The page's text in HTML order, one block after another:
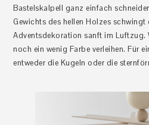
Bastelskalpell ganz einfach
Gewichts des hellen Holzes
Adventsdekoration sanft im Luftzug.
noch ein wenig Farbe verleihen. Für
entweder die Kugeln oder die